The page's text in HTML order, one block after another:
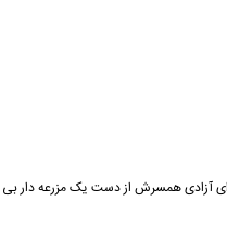
آزادی همسرش از دست یک مزرعه دار